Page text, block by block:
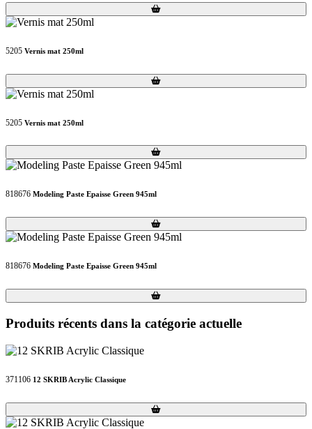
Loading...
Loading...
5205 Vernis mat 250ml
Loading...
Loading...
5205 Vernis mat 250ml
Loading...
Loading...
818676 Modeling Paste Epaisse Green 945ml
Loading...
Loading...
818676 Modeling Paste Epaisse Green 945ml
Loading...
Loading...
Produits récents dans la catégorie actuelle
371106 12 SKRIB Acrylic Classique
Loading...
Loading...